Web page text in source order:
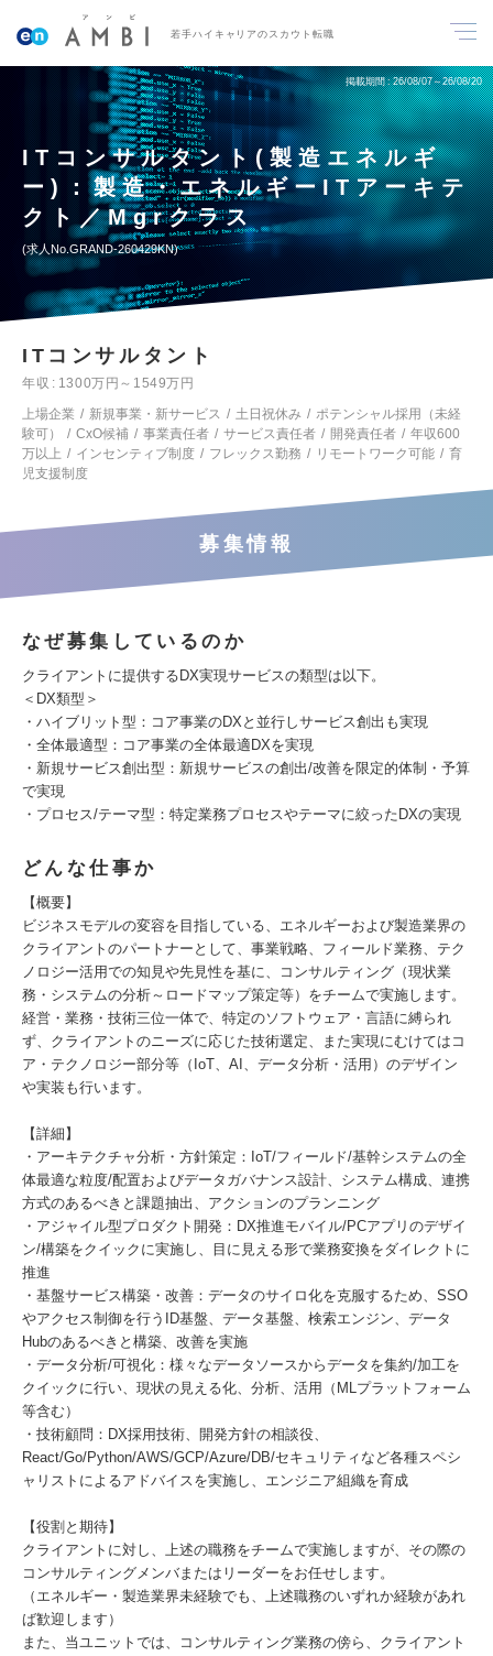
若手ハイキャリアのスカウト転職
掲載期間 26/08/07～26/08/20
ITコンサルタント(製造エネルギ
ー)：製造・エネルギーITアーキテ
クト／Mgrクラス
求人No.GRAND-260429KN
ITコンサルタント
年収
1300万円～1549万円
上場企業
新規事業・新サービス 土日祝休み
ポテンシャル採用（未経
験可）
CxO候補 事業責任者 サービス責任者 開発責任者
年収600
万以上
インセンティブ制度 フレックス勤務 リモートワーク可能
育
児支援制度
募集情報
なぜ募集しているのか
クライアントに提供するDX実現サービスの類型は以下。
＜DX類型＞
・ハイブリット型：コア事業のDXと並行しサービス創出も実現
・全体最適型：コア事業の全体最適DXを実現
・新規サービス創出型：新規サービスの創出/改善を限定的体制・予算
で実現
・プロセス/テーマ型：特定業務プロセスやテーマに絞ったDXの実現
どんな仕事か
【概要】
ビジネスモデルの変容を目指している、エネルギーおよび製造業界の
クライアントのパートナーとして、事業戦略、フィールド業務、テク
ノロジー活用での知見や先見性を基に、コンサルティング（現状業
務・システムの分析～ロードマップ策定等）をチームで実施します。
経営・業務・技術三位一体で、特定のソフトウェア・言語に縛られ
ず、クライアントのニーズに応じた技術選定、また実現にむけてはコ
ア・テクノロジー部分等（IoT、AI、データ分析・活用）のデザイン
や実装も行います。
【詳細】
・アーキテクチャ分析・方針策定：IoT/フィールド/基幹システムの全
体最適な粒度/配置およびデータガバナンス設計、システム構成、連携
方式のあるべきと課題抽出、アクションのプランニング
・アジャイル型プロダクト開発：DX推進モバイル/PCアプリのデザイ
ン/構築をクイックに実施し、目に見える形で業務変換をダイレクトに
推進
・基盤サービス構築・改善：データのサイロ化を克服するため、SSO
やアクセス制御を行うID基盤、データ基盤、検索エンジン、データ
Hubのあるべきと構築、改善を実施
・データ分析/可視化：様々なデータソースからデータを集約/加工を
クイックに行い、現状の見える化、分析、活用（MLプラットフォーム
等含む）
・技術顧問：DX採用技術、開発方針の相談役、
React/Go/Python/AWS/GCP/Azure/DB/セキュリティなど各種スペシ
ャリストによるアドバイスを実施し、エンジニア組織を育成
【役割と期待】
クライアントに対し、上述の職務をチームで実施しますが、その際の
コンサルティングメンバまたはリーダーをお任せします。
（エネルギー・製造業界未経験でも、上述職務のいずれか経験があれ
ば歓迎します）
また、当ユニットでは、コンサルティング業務の傍ら、クライアント